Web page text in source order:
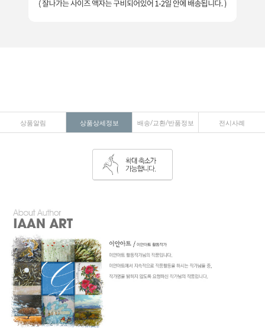
상품알림 상품상세정보 배송/교환/반품정보 전시사례